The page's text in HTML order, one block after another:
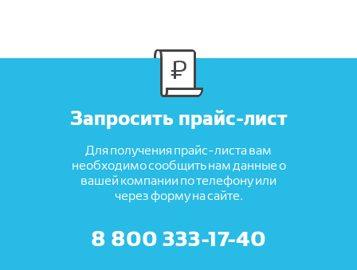
Запросить прайс-лист
Для получения прайс-листа вам
необходимо сообщить нам данные о
вашей компании по телефону или
через форму на сайте.
8 800 333-17-40